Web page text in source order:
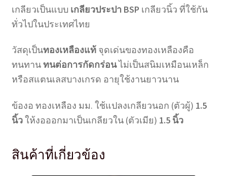
เกลียวเป็นแบบ เกลียวประปา BSP เกลียวนิ้ว ที่ใช้กัน
ทั่วไปในประเทศไทย
วัสดุเป็นทองเหลืองแท้จุดเด่นของทองเหลืองคือ
ทนทานทนต่อการกัดกร่อนไม่เป็นสนิมเหมือนเหล็ก
หรือสแตนเลสบางเกรด อายุใช้งานยาวนาน
ข้องอ ทองเหลือง มม. ใช้แปลงเกลียวนอก (ตัวผู้) 1.5
นิ้วให้งอออกมาเป็นเกลียวใน (ตัวเมีย) 1.5 นิ้ว
สินค้าที่เกี่ยวข้อง